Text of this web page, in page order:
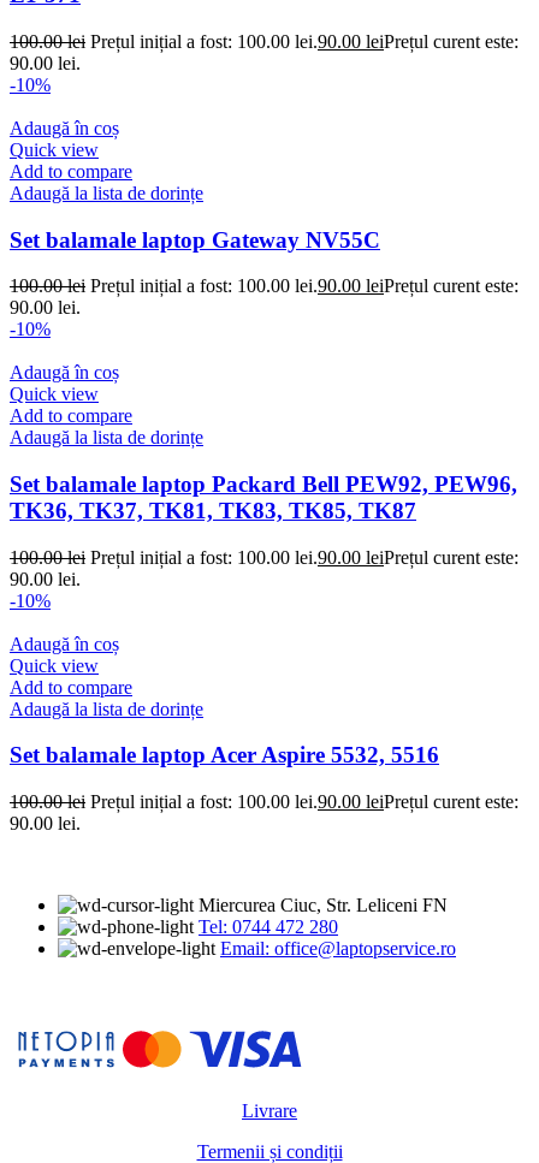
100.00lei Prețul inițial a fost: 100.00 lei.90.00 leiPrețul curent este:
90.00 lei.
-10%
Adaugă în coș
Quick view
Add to compare
Adaugă la lista de dorințe
Set balamale laptop Gateway NV55C
100.00lei Prețul inițial a fost: 100.00 lei.90.00 leiPrețul curent este:
90.00 lei.
-10%
Adaugă în coș
Quick view
Add to compare
Adaugă la lista de dorințe
Set balamale laptop Packard Bell PEW92, PEW96,
TK36, TK37, TK81, TK83, TK85, TK87
100.00lei Prețul inițial a fost: 100.00 lei.90.00 leiPrețul curent este:
90.00 lei.
-10%
Adaugă în coș
Quick view
Add to compare
Adaugă la lista de dorințe
Set balamale laptop Acer Aspire 5532, 5516
100.00lei Prețul inițial a fost: 100.00 lei.90.00 leiPrețul curent este:
90.00 lei.
Miercurea Ciuc, Str. Leliceni FN
Tel: 0744 472 280
Email: office@laptopservice.ro
Livrare
Termenii și condiții